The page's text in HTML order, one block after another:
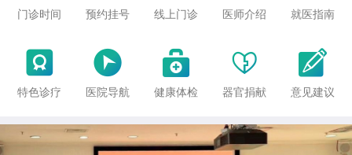
门诊时间 预约挂号 线上门诊 医师介绍 就医指南

特色诊疗

医院导航

健康体检

器官捐献

意见建议